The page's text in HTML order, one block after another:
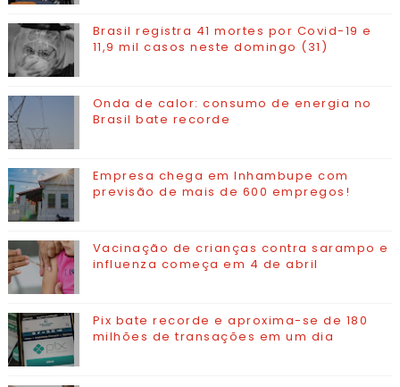
Brasil registra 41 mortes por Covid-19 e
11,9 mil casos neste domingo (31)
Onda de calor: consumo de energia no
Brasil bate recorde
Empresa chega em Inhambupe com
previsão de mais de 600 empregos!
Vacinação de crianças contra sarampo e
influenza começa em 4 de abril
Pix bate recorde e aproxima-se de 180
milhões de transações em um dia